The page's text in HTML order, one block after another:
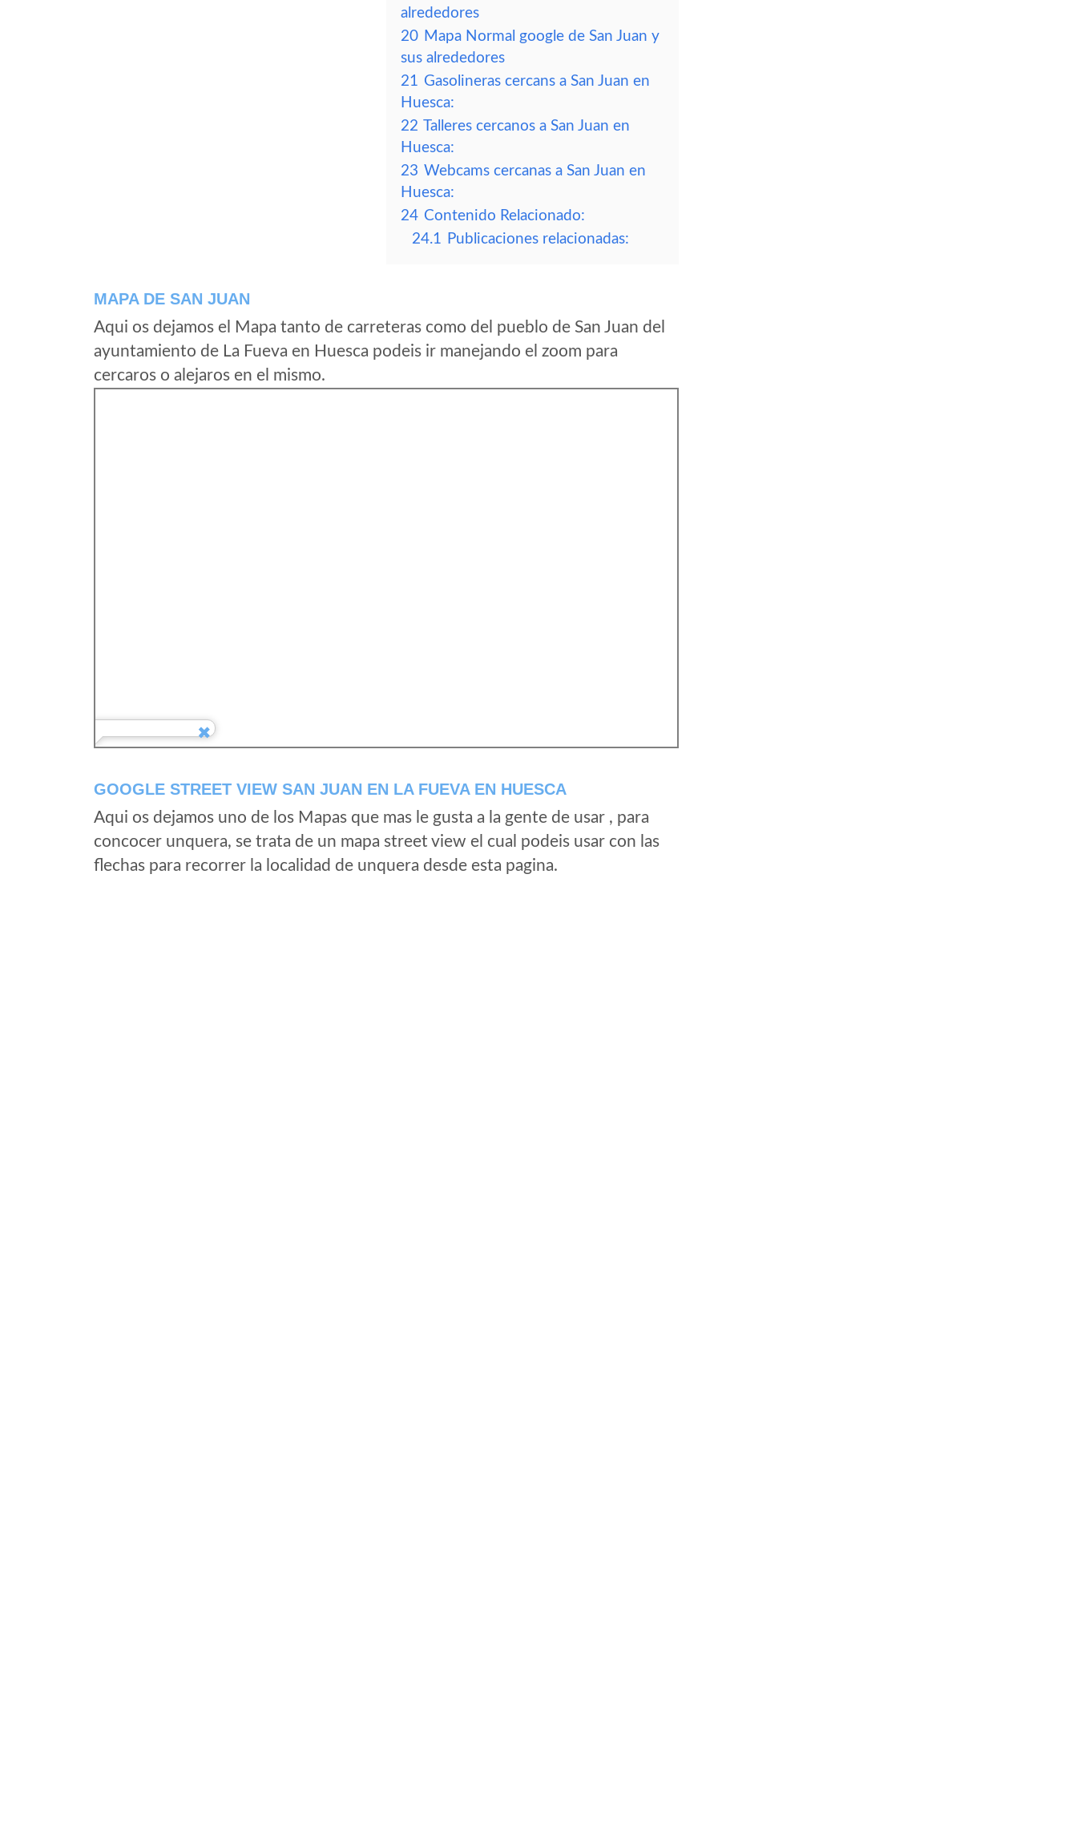
alrededores
20 Mapa Normal google de San Juan y
sus alrededores
21 Gasolineras cercans a San Juan en
Huesca:
22 Talleres cercanos a San Juan en
Huesca:
23 Webcams cercanas a San Juan en
Huesca:
24 Contenido Relacionado:
24.1 Publicaciones relacionadas:
MAPA DE SAN JUAN
Aqui os dejamos el Mapa tanto de carreteras como del pueblo de San Juan del
ayuntamiento de La Fueva en Huesca podeis ir manejando el zoom para
cercaros o alejaros en el mismo.
GOOGLE STREET VIEW SAN JUAN EN LA FUEVA EN HUESCA
Aqui os dejamos uno de los Mapas que mas le gusta a la gente de usar , para
concocer unquera, se trata de un mapa street view el cual podeis usar con las
flechas para recorrer la localidad de unquera desde esta pagina.